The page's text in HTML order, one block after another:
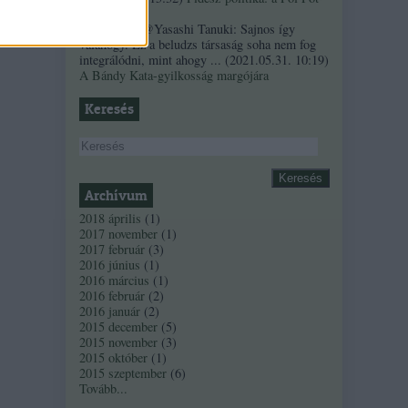
@Yasashi Tanuki: Sajnos így
valahogy. Ez a beludzs társaság soha nem fog
integrálódni, mint ahogy ... (2021.05.31. 10:19)
A Bándy Kata-gyilkosság margójára
Keresés
Archívum
2018 április ( 1 )
2017 november ( 1 )
2017 február (3)
2016 június ( 1 )
2016 március ( 1 )
2016 február (2)
2016 január (2)
2015 december (5)
2015 november (3)
2015 október ( 1 )
2015 szeptember (6)
Tovább...